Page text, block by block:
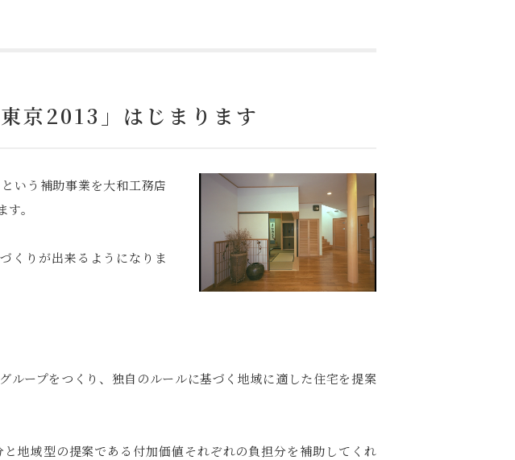
京2013」はじまります
いう補助事業を大和工務店
。
くりが出来るようになりま
ープをつくり、独自のルールに基づく地域に適した住宅を提案
地域型の提案である付加価値それぞれの負担分を補助してくれ